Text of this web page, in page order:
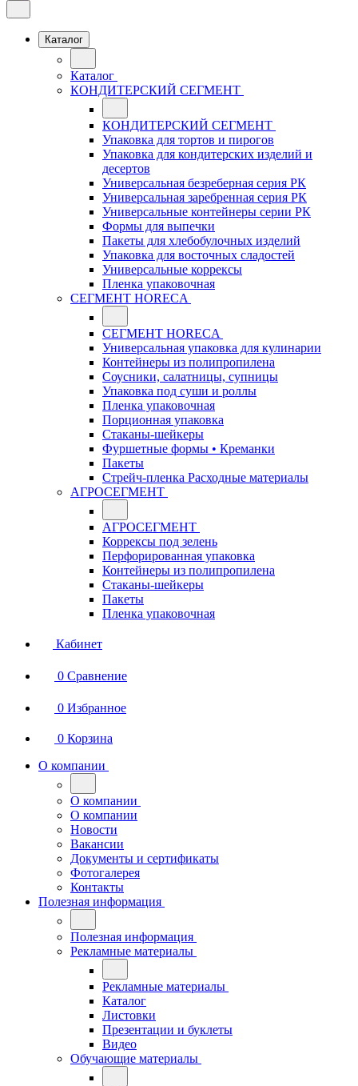
Каталог
Каталог
КОНДИТЕРСКИЙ СЕГМЕНТ
КОНДИТЕРСКИЙ СЕГМЕНТ
Упаковка для тортов и пирогов
Упаковка для кондитерских изделий и
десертов
Универсальная безреберная серия РК
Универсальная заребренная серия РК
Универсальные контейнеры серии РК
Формы для выпечки
Пакеты для хлебобулочных изделий
Упаковка для восточных сладостей
Универсальные коррексы
Пленка упаковочная
СЕГМЕНТ HORECA
СЕГМЕНТ HORECA
Универсальная упаковка для кулинарии
Контейнеры из полипропилена
Соусники, салатницы, супницы
Упаковка под суши и роллы
Пленка упаковочная
Порционная упаковка
Стаканы-шейкеры
Фуршетные формы • Креманки
Пакеты
Стрейч-пленка Расходные материалы
АГРОСЕГМЕНТ
АГРОСЕГМЕНТ
Коррексы под зелень
Перфорированная упаковка
Контейнеры из полипропилена
Стаканы-шейкеры
Пакеты
Пленка упаковочная
Кабинет
0 Сравнение
0 Избранное
0 Корзина
О компании
О компании
О компании
Новости
Вакансии
Документы и сертификаты
Фотогалерея
Контакты
Полезная информация
Полезная информация
Рекламные материалы
Рекламные материалы
Каталог
Листовки
Презентации и буклеты
Видео
Обучающие материалы